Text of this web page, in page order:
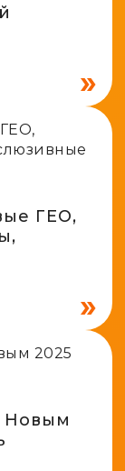
ГЕО,
Новым